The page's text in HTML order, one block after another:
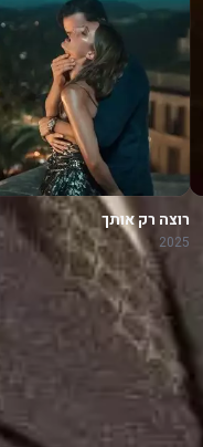
רוצה רק אותך
2025